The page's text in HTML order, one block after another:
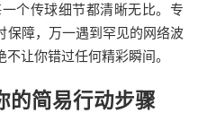
个传球细节都清晰无比。专
保障，万一遇到罕见的网络波
让你错过任何精彩瞬间。
的简易行动步骤